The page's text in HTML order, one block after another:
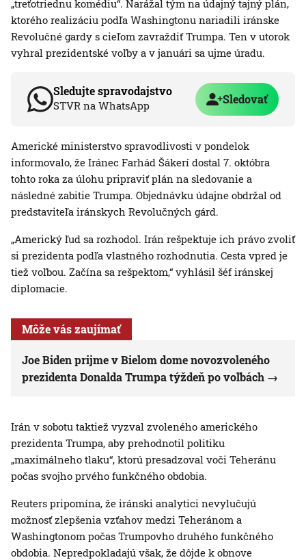
„treťotriednu komédiu“. Narážal tým na údajný tajný plán,
ktorého realizáciu podľa Washingtonu nariadili iránske
Revolučné gardy s cieľom zavraždiť Trumpa. Ten v utorok
vyhral prezidentské voľby a v januári sa ujme úradu.
Sledujte spravodajstvo
STVR na WhatsApp Sledovať
Americké ministerstvo spravodlivosti v pondelok
informovalo, že Iránec Farhád Šákerí dostal 7. októbra
tohto roka za úlohu pripraviť plán na sledovanie a
následné zabitie Trumpa. Objednávku údajne obdržal od
predstaviteľa iránskych Revolučných gárd.
„Americký ľud sa rozhodol. Irán rešpektuje ich právo zvoliť
si prezidenta podľa vlastného rozhodnutia. Cesta vpred je
tiež voľbou. Začína sa rešpektom,“ vyhlásil šéf iránskej
diplomacie.
Môže vás zaujímať
Joe Biden prijme v Bielom dome novozvoleného
prezidenta Donalda Trumpa týždeň po voľbách
Irán v sobotu taktiež vyzval zvoleného amerického
prezidenta Trumpa, aby prehodnotil politiku
„maximálneho tlaku“, ktorú presadzoval voči Teheránu
počas svojho prvého funkčného obdobia.
Reuters pripomína, že iránski analytici nevylučujú
možnosť zlepšenia vzťahov medzi Teheránom a
Washingtonom počas Trumpovho druhého funkčného
obdobia. Nepredpokladajú však, že dôjde k obnove